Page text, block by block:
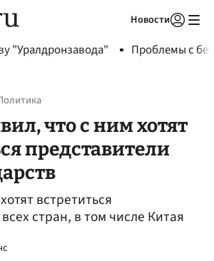
Новости
"Уралдронзавода" Проблемы с
что с ним хотят
представители
встретиться
стран, в том числе Китая